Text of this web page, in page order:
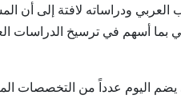
متواصلة مع الأدب العربي ودراساته
أسهم في ترسيخ الدراسات
اليوم عدداً من التخصصات